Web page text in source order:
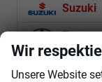
Suzuki
Toyota
Wir
Unsere Website